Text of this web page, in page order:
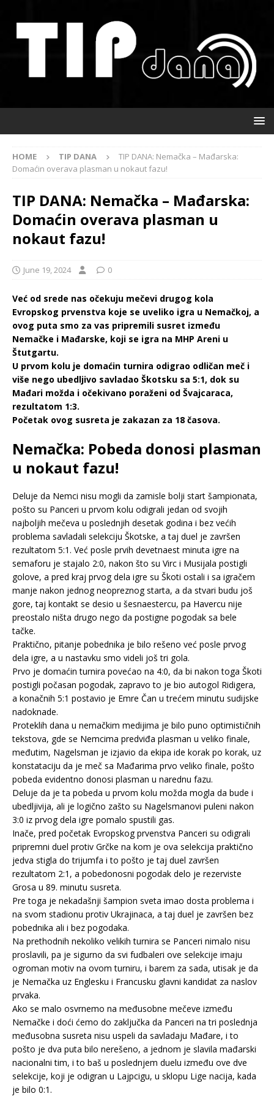
HOME TIP DANA
TIP DANA: Nemačka – Mađarska:
Domaćin overava plasman u nokaut fazu!
TIP DANA: Nemačka – Mađarska:
Domaćin overava plasman u
nokaut fazu!
June 19, 2024 0
Već od srede nas očekuju mečevi drugog kola
Evropskog prvenstva koje se uveliko igra u Nemačkoj, a
ovog puta smo za vas pripremili susret između
Nemačke i Mađarske, koji se igra na MHP Areni u
Štutgartu.
U prvom kolu je domaćin turnira odigrao odličan meč i
više nego ubedljivo savladao Škotsku sa 5:1, dok su
Mađari možda i očekivano poraženi od Švajcaraca,
rezultatom 1:3.
Početak ovog susreta je zakazan za 18 časova.
Nemačka: Pobeda donosi plasman
u nokaut fazu!
Deluje da Nemci nisu mogli da zamisle bolji start šampionata,
pošto su Panceri u prvom kolu odigrali jedan od svojih
najboljih mečeva u poslednjih desetak godina i bez većih
problema savladali selekciju Škotske, a taj duel je završen
rezultatom 5:1. Već posle prvih devetnaest minuta igre na
semaforu je stajalo 2:0, nakon što su Virc i Musijala postigli
golove, a pred kraj prvog dela igre su Škoti ostali i sa igračem
manje nakon jednog neopreznog starta, a da stvari budu još
gore, taj kontakt se desio u šesnaestercu, pa Havercu nije
preostalo ništa drugo nego da postigne pogodak sa bele
tačke.
Praktično, pitanje pobednika je bilo rešeno već posle prvog
dela igre, a u nastavku smo videli još tri gola.
Prvo je domaćin turnira povećao na 4:0, da bi nakon toga Škoti
postigli počasan pogodak, zapravo to je bio autogol Ridigera,
a konačnih 5:1 postavio je Emre Čan u trećem minutu sudijske
nadoknade.
Proteklih dana u nemačkim medijima je bilo puno optimističnih
tekstova, gde se Nemcima predviđa plasman u veliko finale,
međutim, Nagelsman je izjavio da ekipa ide korak po korak, uz
konstataciju da je meč sa Mađarima prvo veliko finale, pošto
pobeda evidentno donosi plasman u narednu fazu.
Deluje da je ta pobeda u prvom kolu možda mogla da bude i
ubedljivija, ali je logično zašto su Nagelsmanovi puleni nakon
3:0 iz prvog dela igre pomalo spustili gas.
Inače, pred početak Evropskog prvenstva Panceri su odigrali
pripremni duel protiv Grčke na kom je ova selekcija praktično
jedva stigla do trijumfa i to pošto je taj duel završen
rezultatom 2:1, a pobedonosni pogodak delo je rezerviste
Grosa u 89. minutu susreta.
Pre toga je nekadašnji šampion sveta imao dosta problema i
na svom stadionu protiv Ukrajinaca, a taj duel je završen bez
pobednika ali i bez pogodaka.
Na prethodnih nekoliko velikih turnira se Panceri nimalo nisu
proslavili, pa je sigurno da svi fudbaleri ove selekcije imaju
ogroman motiv na ovom turniru, i barem za sada, utisak je da
je Nemačka uz Englesku i Francusku glavni kandidat za naslov
prvaka.
Ako se malo osvrnemo na međusobne mečeve između
Nemačke i doći ćemo do zaključka da Panceri na tri poslednja
međusobna susreta nisu uspeli da savladaju Mađare, i to
pošto je dva puta bilo nerešeno, a jednom je slavila mađarski
nacionalni tim, i to baš u poslednjem duelu između ove dve
selekcije, koji je odigran u Lajpcigu, u sklopu Lige nacija, kada
je bilo 0:1.